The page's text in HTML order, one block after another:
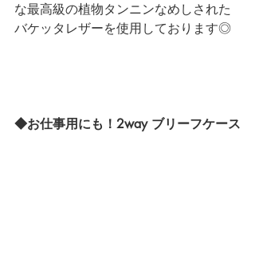
な最高級の植物タンニンなめしされた
バケッタレザーを使用しております◎
◆お仕事用にも！2way ブリーフケース